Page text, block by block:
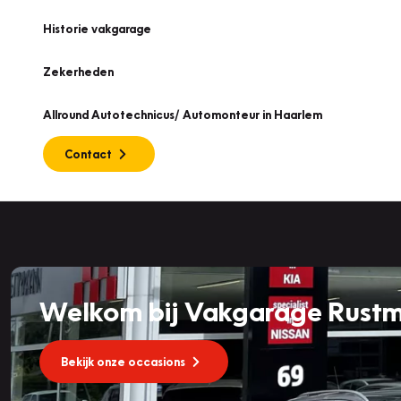
Historie vakgarage
Zekerheden
Allround Autotechnicus/ Automonteur in Haarlem
Contact
Welkom bij Vakgarage
Bekijk onze occasions